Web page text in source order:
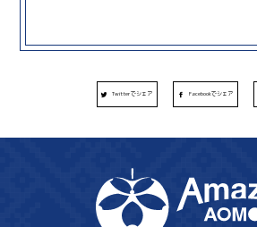
Twitterでシェア Facebookでシェア